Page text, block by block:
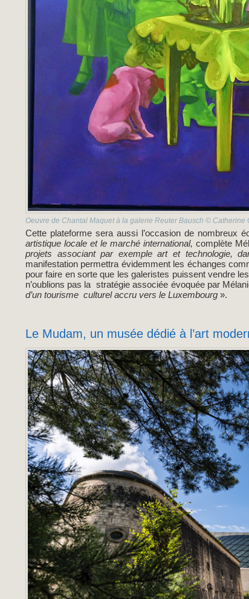
Oeuvre de Chantal Maquet à la galerie Reuter Bausch © Catherine
Cette plateforme sera aussi l’occasion de nombreux
artistique locale et le marché international, complète
projets associant par exemple art et technologie,
manifestation permettra évidemment les échanges
pour faire en sorte que les galeristes puissent vendre
n’oublions pas la stratégie associée évoquée par
d’un tourisme culturel accru vers le Luxembourg».
Le Mudam, un musée dédié à l’art